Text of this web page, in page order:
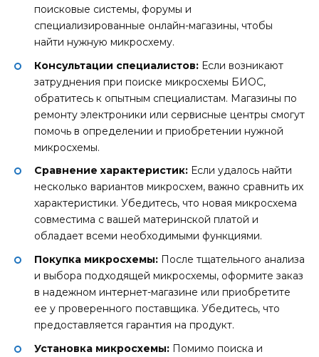
поисковые системы, форумы и
специализированные онлайн-магазины, чтобы
найти нужную микросхему.
Консультации специалистов: Если возникают
затруднения при поиске микросхемы БИОС,
обратитесь к опытным специалистам. Магазины по
ремонту электроники или сервисные центры смогут
помочь в определении и приобретении нужной
микросхемы.
Сравнение характеристик: Если удалось найти
несколько вариантов микросхем, важно сравнить их
характеристики. Убедитесь, что новая микросхема
совместима с вашей материнской платой и
обладает всеми необходимыми функциями.
Покупка микросхемы: После тщательного анализа
и выбора подходящей микросхемы, оформите заказ
в надежном интернет-магазине или приобретите
ее у проверенного поставщика. Убедитесь, что
предоставляется гарантия на продукт.
Установка микросхемы: Помимо поиска и